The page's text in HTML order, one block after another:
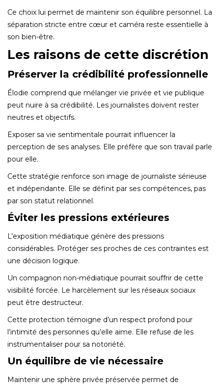
Ce choix lui permet de maintenir son équilibre personnel. La
séparation stricte entre cœur et caméra reste essentielle à
son bien-être.
Les raisons de cette discrétion
Préserver la crédibilité professionnelle
Élodie comprend que mélanger vie privée et vie publique
peut nuire à sa crédibilité. Les journalistes doivent rester
neutres et objectifs.
Exposer sa vie sentimentale pourrait influencer la
perception de ses analyses. Elle préfère que son travail parle
pour elle.
Cette stratégie renforce son image de journaliste sérieuse
et indépendante. Elle se définit par ses compétences, pas
par son statut relationnel.
Éviter les pressions extérieures
L’exposition médiatique génère des pressions
considérables. Protéger ses proches de ces contraintes est
une décision logique.
Un compagnon non-médiatique pourrait souffrir de cette
visibilité forcée. Le harcèlement sur les réseaux sociaux
peut être destructeur.
Cette protection témoigne d’un respect profond pour
l’intimité des personnes qu’elle aime. Elle refuse de les
instrumentaliser pour sa notoriété.
Un équilibre de vie nécessaire
Maintenir une sphère privée préservée permet de